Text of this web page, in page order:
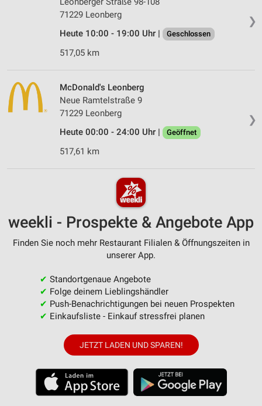
❯
71229 Leonberg
Heute 10:00 - 19:00 Uhr |
Geschlossen
517,05 km
❯
McDonald's Leonberg
Neue Ramtelstraße 9
71229 Leonberg
Heute 00:00 - 24:00 Uhr |
Geöffnet
517,61 km
weekli - Prospekte & Angebote App
Finden Sie noch mehr Restaurant Filialen & Öffnungszeiten in
unserer App.
✔ Standortgenaue Angebote
✔ Folge deinem Lieblingshändler
✔ Push-Benachrichtigungen bei neuen Prospekten
✔ Einkaufsliste - Einkauf stressfrei planen
JETZT LADEN UND SPAREN!